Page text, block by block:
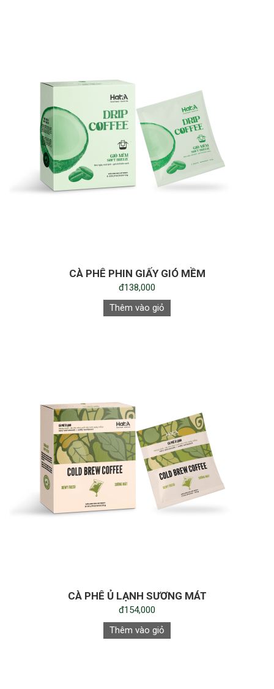
CÀ PHÊ PHIN GIẤY GIÓ MỀM
đ138,000
Thêm vào giỏ
CÀ PHÊ Ủ LẠNH SƯƠNG MÁT
đ154,000
Thêm vào giỏ